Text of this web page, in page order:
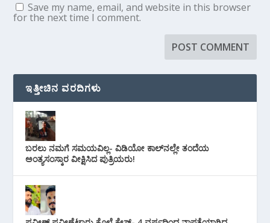
Save my name, email, and website in this browser
for the next time I comment.
ಇತ್ತೀಚಿನ ವರದಿಗಳು
ಬರಲು ನಮಗೆ ಸಮಯವಿಲ್ಲ- ವಿಡಿಯೋ ಕಾಲ್‌ನಲ್ಲೇ ತಂದೆಯ
ಅಂತ್ಯಸಂಸ್ಕಾರ ವೀಕ್ಷಿಸಿದ ಪುತ್ರಿಯರು!